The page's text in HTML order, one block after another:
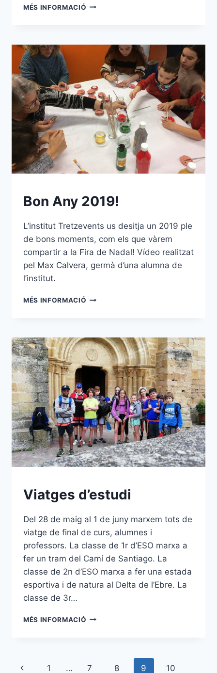
MÉS INFORMACIÓ GRAN
Bon Any 2019!
L’institut Tretzevents us desitja un 2019 ple
de bons moments, com els que vàrem
compartir a la Fira de Nadal! Vídeo realitzat
pel Max Calvera, germà d’una alumna de
l’institut.
MÉS INFORMACIÓ BON
Viatges d’estudi
Del 28 de maig al 1 de juny marxem tots de
viatge de final de curs, alumnes i
professors. La classe de 1r d’ESO marxa a
fer un tram del Camí de Santiago. La
classe de 2n d’ESO marxa a fer una estada
esportiva i de natura al Delta de l’Ebre. La
classe de 3r…
MÉS INFORMACIÓ VIATGES
Navegació
Pàgina 1 … 7 8 9 10